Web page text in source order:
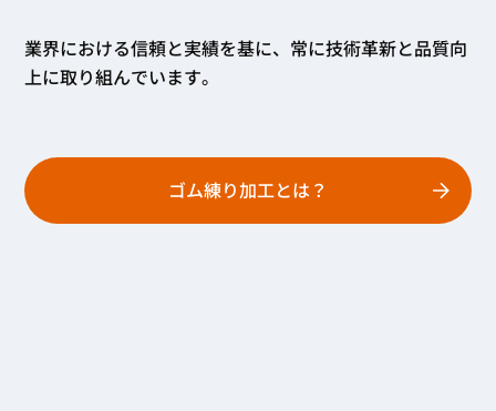
業界における信頼と実績を基に、常に技術革新と品質向
上に取り組んでいます。
ゴム練り加工とは？